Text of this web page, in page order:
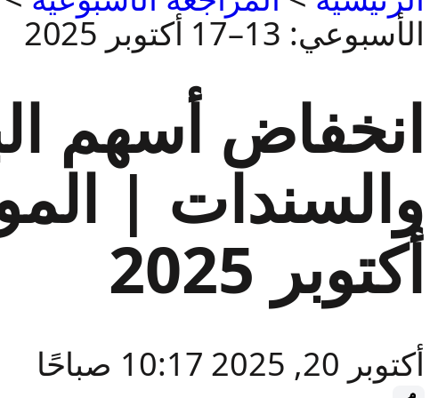
الأسبوعي: 13–17 أكتوبر 2025
انخفاض أسهم
أكتوبر 2025
أكتوبر 20, 2025 10:17 صباحًا